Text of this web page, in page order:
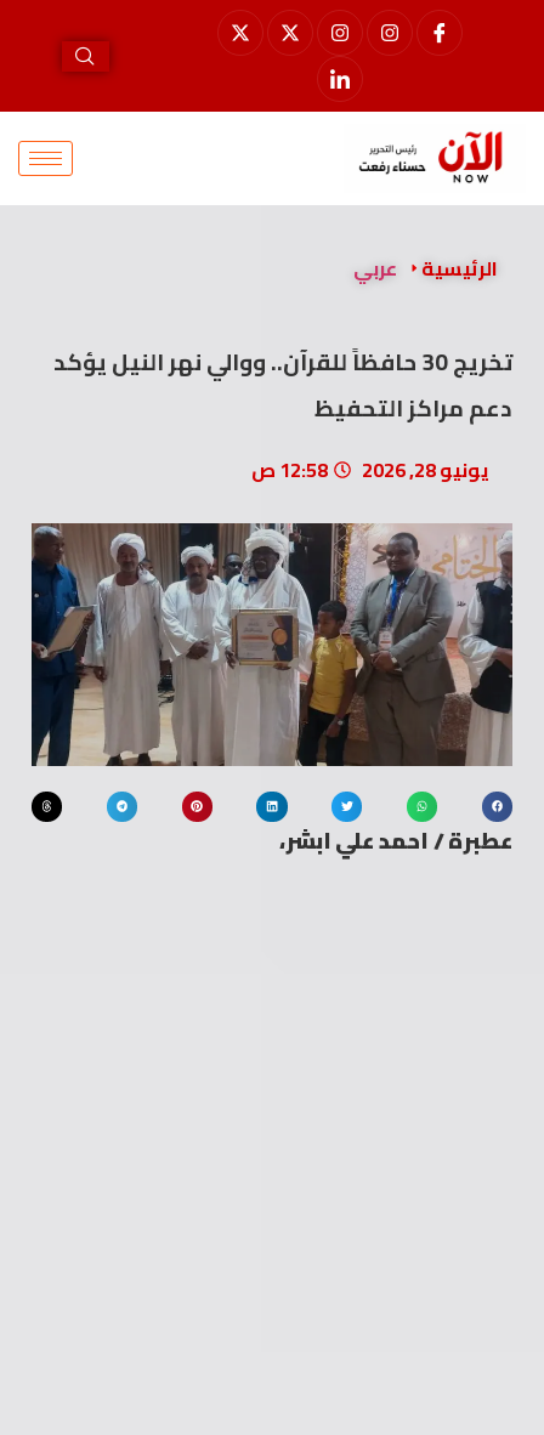
الرئيسية عربي
تخريج 30 حافظاً للقرآن.. ووالي نهر النيل يؤكد
دعم مراكز التحفيظ
يونيو 28, 2026 12:58 ص
عطبرة / احمد علي ابشر،